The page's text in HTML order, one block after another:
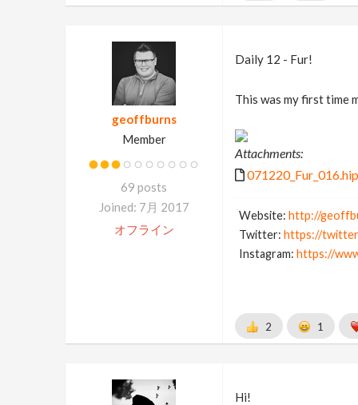
geoffburns
Member
69 posts
Joined: 7月 2017
オフライン
Daily 12 - Fur!
This was my first time
Attachments:
Website: http://
Twitter: https://
Instagram: https://
2 1
Hi!